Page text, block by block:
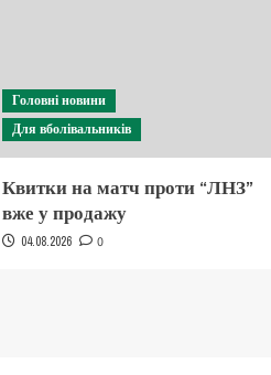
Головні новини
Для вболівальників
Квитки на матч проти “ЛНЗ”
вже у продажу
04.08.2026 0